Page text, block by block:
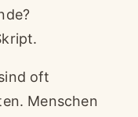
oft
Menschen